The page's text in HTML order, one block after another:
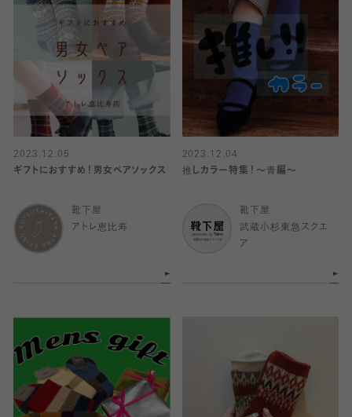
2023.12.05
ギフトにおすすめ！男女ペアソックス
靴下屋
アトレ恵比寿
2023.12.04
推しカラー特集！〜青編〜
靴下屋
武蔵小杉東急スクエ
ア